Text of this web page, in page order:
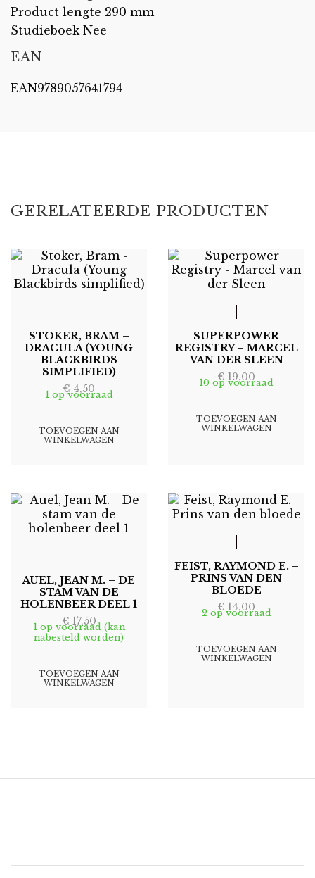
Product lengte 290 mm
Studieboek Nee
EAN
EAN9789057641794
GERELATEERDE PRODUCTEN
STOKER, BRAM –
DRACULA (YOUNG
BLACKBIRDS
SIMPLIFIED)
€ 4,50
1 op voorraad
TOEVOEGEN AAN
WINKELWAGEN
SUPERPOWER
REGISTRY – MARCEL
VAN DER SLEEN
€ 19,00
10 op voorraad
TOEVOEGEN AAN
WINKELWAGEN
AUEL, JEAN M. – DE
STAM VAN DE
HOLENBEER DEEL 1
€ 17,50
1 op voorraad (kan
nabesteld worden)
TOEVOEGEN AAN
WINKELWAGEN
FEIST, RAYMOND E. –
PRINS VAN DEN
BLOEDE
€ 14,00
2 op voorraad
TOEVOEGEN AAN
WINKELWAGEN